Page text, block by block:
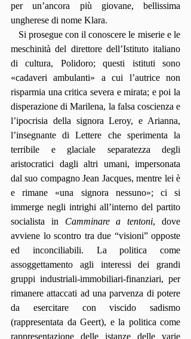
per un’ancora più giovane, bellissima
ungherese di nome Klara.
Si prosegue con il conoscere le miserie e le
meschinità del direttore dell’Istituto italiano
di cultura, Polidoro; questi istituti sono
«cadaveri ambulanti» a cui l’autrice non
risparmia una critica severa e mirata; e poi la
disperazione di Marilena, la falsa coscienza e
l’ipocrisia della signora Leroy, e Arianna,
l’insegnante di Lettere che sperimenta la
terribile e glaciale separatezza degli
aristocratici dagli altri umani, impersonata
dal suo compagno Jean Jacques, mentre lei è
e rimane «una signora nessuno»; ci si
immerge negli intrighi all’interno del partito
socialista in Camminare a tentoni, dove
avviene lo scontro tra due “visioni” opposte
ed inconciliabili. La politica come
assoggettamento agli interessi dei grandi
gruppi industriali-immobiliari-finanziari, per
rimanere attaccati ad una parvenza di potere
da esercitare con viscido sadismo
(rappresentata da Geert), e la politica come
rappresentazione delle istanze delle varie